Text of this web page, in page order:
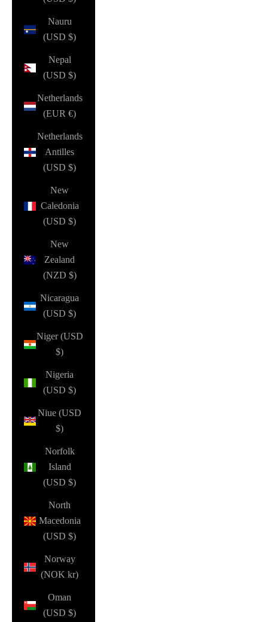
Nauru
(USD $)
Nepal
(USD $)
Netherlands
(EUR €)
Netherlands
Antilles
(USD $)
New
Caledonia
(USD $)
New
Zealand
(NZD $)
Nicaragua
(USD $)
Niger (USD
$)
Nigeria
(USD $)
Niue (USD
$)
Norfolk
Island
(USD $)
North
Macedonia
(USD $)
Norway
(NOK kr)
Oman
(USD $)